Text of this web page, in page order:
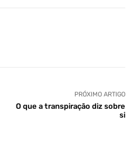
PRÓXIMO ARTIGO
O que a transpiração diz sobre
si